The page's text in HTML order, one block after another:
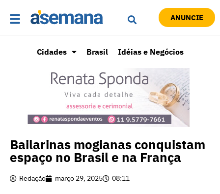
ANUNCIE
Cidades Brasil Idéias e Negócios
Bailarinas mogianas conquistam
espaço no Brasil e na França
Redação março 29, 2025 08:11